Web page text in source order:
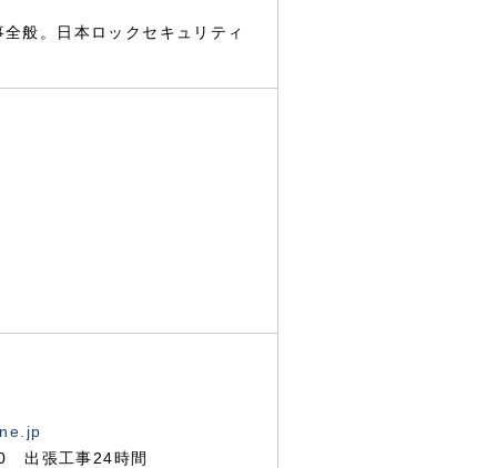
般。日本ロックセキュリティ
出張工事24時間